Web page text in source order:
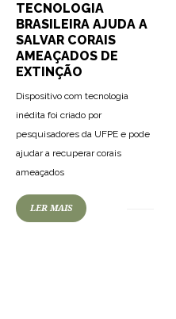
TECNOLOGIA
BRASILEIRA AJUDA A
SALVAR CORAIS
AMEAÇADOS DE
EXTINÇÃO
Dispositivo com tecnologia
inédita foi criado por
pesquisadores da UFPE e pode
ajudar a recuperar corais
ameaçados
LER MAIS